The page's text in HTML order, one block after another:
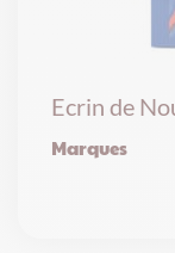
Ecrin de
Marques